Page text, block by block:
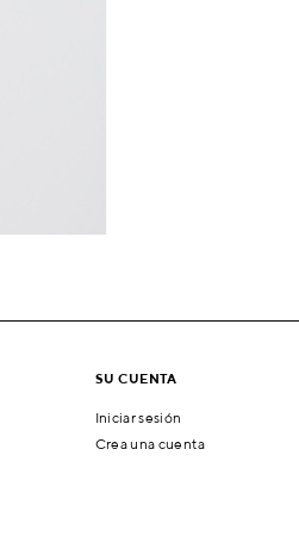
SU CUENTA
Iniciar sesión
Crea una cuenta